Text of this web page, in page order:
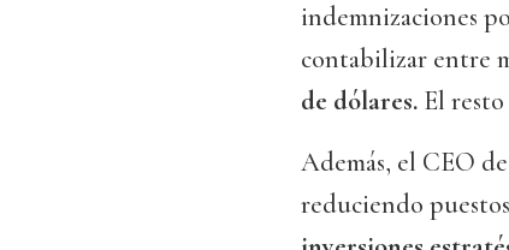
indemnizaciones
contabilizar entre
de dólares. El
Además, el CEO
reduciendo